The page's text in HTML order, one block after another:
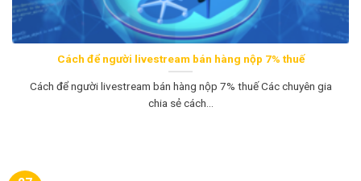
Cách để người livestream bán hàng nộp 7% thuế
Cách để người livestream bán hàng nộp 7% thuế Các chuyên gia
chia sẻ cách...